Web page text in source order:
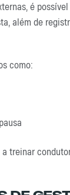
é
além de
como:
treinar